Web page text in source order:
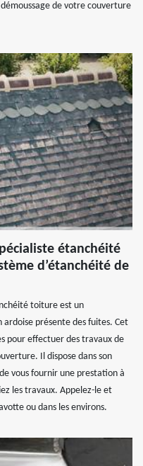
de votre couverture
étanchéité
d’étanchéité de
toiture est un
présente des fuites. Cet
pour effectuer des travaux de
Il dispose dans son
vous fournir une prestation à
les travaux. Appelez-le et
ou dans les environs.